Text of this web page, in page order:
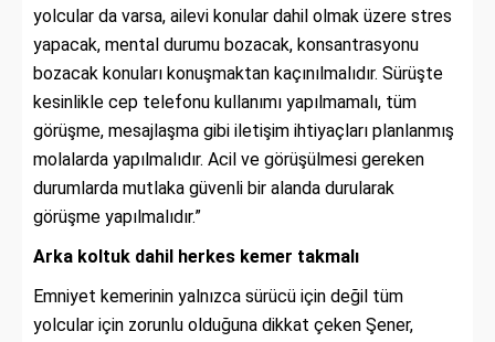
yolcular da varsa, ailevi konular dahil olmak üzere stres
yapacak, mental durumu bozacak, konsantrasyonu
bozacak konuları konuşmaktan kaçınılmalıdır. Sürüşte
kesinlikle cep telefonu kullanımı yapılmamalı, tüm
görüşme, mesajlaşma gibi iletişim ihtiyaçları planlanmış
molalarda yapılmalıdır. Acil ve görüşülmesi gereken
durumlarda mutlaka güvenli bir alanda durularak
görüşme yapılmalıdır.”
Arka koltuk dahil herkes kemer takmalı
Emniyet kemerinin yalnızca sürücü için değil tüm
yolcular için zorunlu olduğuna dikkat çeken Şener,